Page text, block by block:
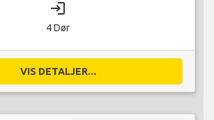
login
4 Dør
VIS DETALJER...